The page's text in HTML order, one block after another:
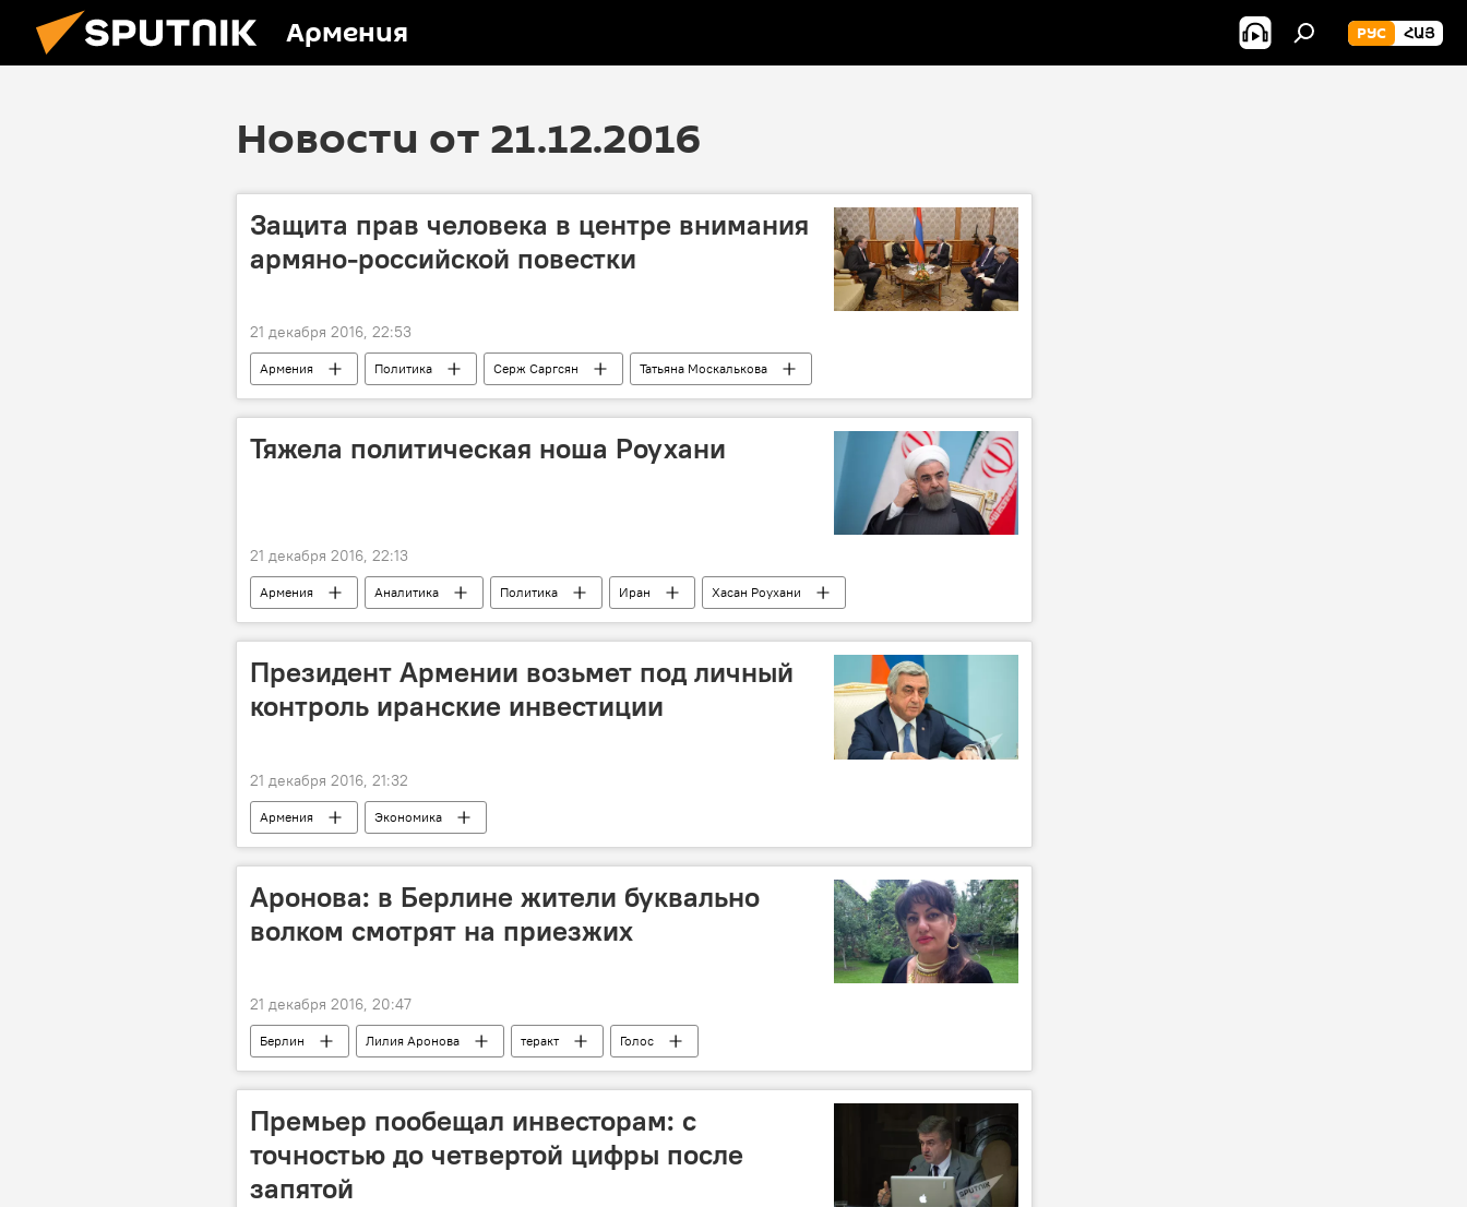
Армения РУС ՀԱՅ
Новости от 21.12.2016
Защита прав человека в центре внимания
армяно-российской повестки
21 декабря 2016, 22:53
Армения Политика Серж Саргсян
Татьяна Москалькова
институт защитника прав человека
Тяжела политическая ноша Роухани
21 декабря 2016, 22:13
Армения Аналитика Политика Иран
Хасан Роухани
сирийские переговоры
карабахский конфликт
Президент Армении возьмет под личный
контроль иранские инвестиции
21 декабря 2016, 21:32
Армения Экономика
Аронова: в Берлине жители буквально
волком смотрят на приезжих
21 декабря 2016, 20:47
Берлин Лилия Аронова теракт Голос
Премьер пообещал инвесторам: с
точностью до четвертой цифры после
запятой